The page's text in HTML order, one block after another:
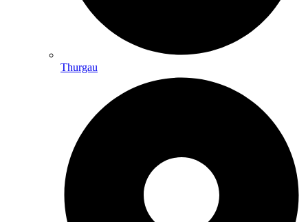
Thurgau